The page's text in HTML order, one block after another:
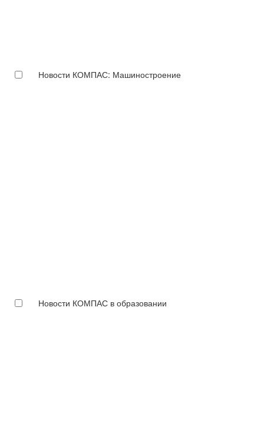
Новости КОМПАС: Машиностроение
Новости КОМПАС в образовании